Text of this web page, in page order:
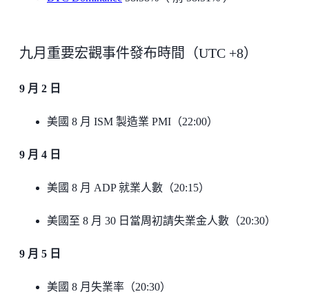
九月重要宏觀事件發布時間（UTC +8）
9 月 2 日
美國 8 月 ISM 製造業 PMI（22:00）
9 月 4 日
美國 8 月 ADP 就業人數（20:15）
美國至 8 月 30 日當周初請失業金人數（20:30）
9 月 5 日
美國 8 月失業率（20:30）